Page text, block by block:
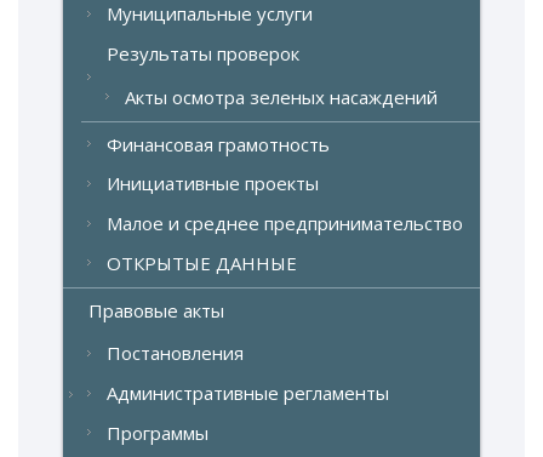
Муниципальные услуги
Результаты проверок
Акты осмотра зеленых насаждений
Финансовая грамотность
Инициативные проекты
Малое и среднее предпринимательство
ОТКРЫТЫЕ ДАННЫЕ
Правовые акты
Постановления
Административные регламенты
Программы